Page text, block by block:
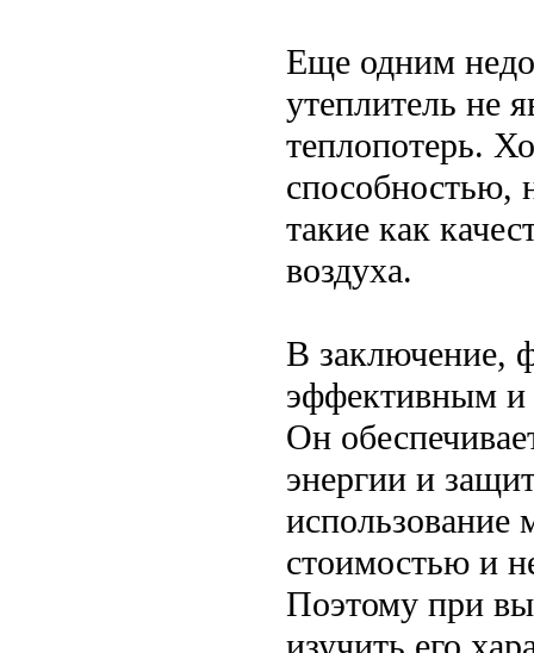
Еще одним
утеплитель не
теплопотерь.
способностью,
такие как
воздуха.
В заключение,
эффективным и
Он
энергии и
использование
стоимостью и
Поэтому при